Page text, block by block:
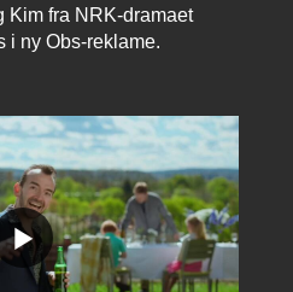
Kim fra NRK-dramaet
i ny Obs-reklame.